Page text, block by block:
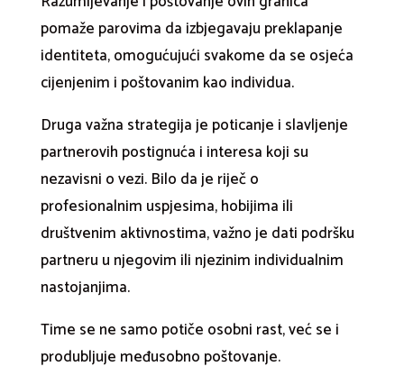
pomaže parovima da izbjegavaju preklapanje
identiteta, omogućujući svakome da se osjeća
cijenjenim i poštovanim kao individua.
Druga važna strategija je poticanje i slavljenje
partnerovih postignuća i interesa koji su
nezavisni o vezi. Bilo da je riječ o
profesionalnim uspjesima, hobijima ili
društvenim aktivnostima, važno je dati podršku
partneru u njegovim ili njezinim individualnim
nastojanjima.
Time se ne samo potiče osobni rast, već se i
produbljuje međusobno poštovanje.